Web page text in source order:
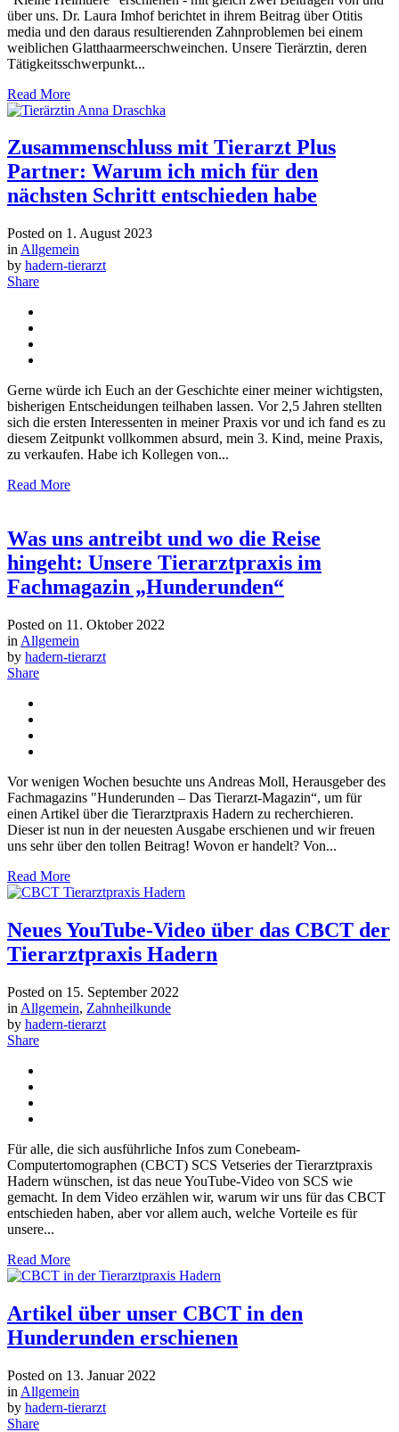
über uns. Dr. Laura Imhof berichtet in ihrem Beitrag über Otitis
media und den daraus resultierenden Zahnproblemen bei einem
weiblichen Glatthaarmeerschweinchen. Unsere Tierärztin, deren
Tätigkeitsschwerpunkt...
Read More
Zusammenschluss mit Tierarzt Plus
Partner: Warum ich mich für den
nächsten Schritt entschieden habe
Posted on 1. August 2023
in Allgemein
by hadern-tierarzt
Share
Gerne würde ich Euch an der Geschichte einer meiner wichtigsten,
bisherigen Entscheidungen teilhaben lassen. Vor 2,5 Jahren stellten
sich die ersten Interessenten in meiner Praxis vor und ich fand es zu
diesem Zeitpunkt vollkommen absurd, mein 3. Kind, meine Praxis,
zu verkaufen. Habe ich Kollegen von...
Read More
Was uns antreibt und wo die Reise
hingeht: Unsere Tierarztpraxis im
Fachmagazin „Hunderunden“
Posted on 11. Oktober 2022
in Allgemein
by hadern-tierarzt
Share
Vor wenigen Wochen besuchte uns Andreas Moll, Herausgeber des
Fachmagazins "Hunderunden – Das Tierarzt-Magazin“, um für
einen Artikel über die Tierarztpraxis Hadern zu recherchieren.
Dieser ist nun in der neuesten Ausgabe erschienen und wir freuen
uns sehr über den tollen Beitrag! Wovon er handelt? Von...
Read More
Neues YouTube-Video über das CBCT der
Tierarztpraxis Hadern
Posted on 15. September 2022
in Allgemein, Zahnheilkunde
by hadern-tierarzt
Share
Für alle, die sich ausführliche Infos zum Conebeam-
Computertomographen (CBCT) SCS Vetseries der Tierarztpraxis
Hadern wünschen, ist das neue YouTube-Video von SCS wie
gemacht. In dem Video erzählen wir, warum wir uns für das CBCT
entschieden haben, aber vor allem auch, welche Vorteile es für
unsere...
Read More
Artikel über unser CBCT in den
Hunderunden erschienen
Posted on 13. Januar 2022
in Allgemein
by hadern-tierarzt
Share